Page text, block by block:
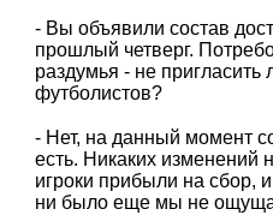
- Вы объявили состав
прошлый четверг.
раздумья - не пригласить
футболистов?
- Нет, на данный момент
есть. Никаких изменений
игроки прибыли на сбор,
ни было еще мы не